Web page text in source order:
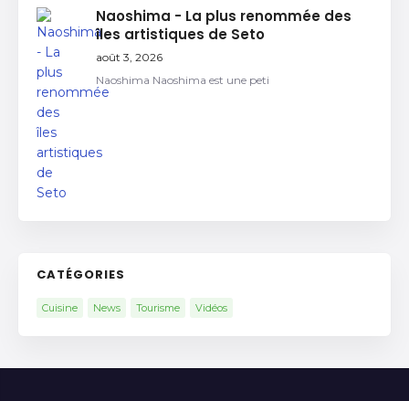
Naoshima - La plus renommée des
îles artistiques de Seto
août 3, 2026
Naoshima Naoshima est une peti
CATÉGORIES
Cuisine News Tourisme Vidéos